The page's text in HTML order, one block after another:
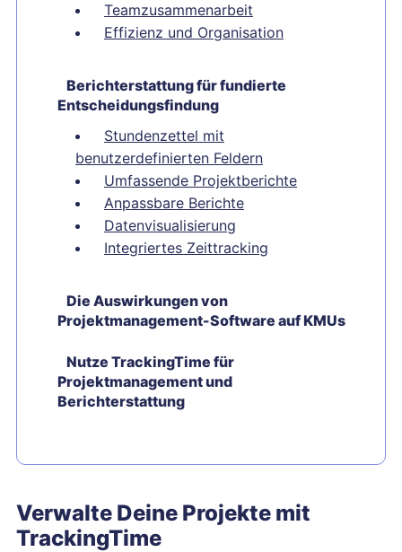
Teamzusammenarbeit
Effizienz und Organisation
Berichterstattung für fundierte
Entscheidungsfindung
Stundenzettel mit
benutzerdefinierten Feldern
Umfassende Projektberichte
Anpassbare Berichte
Datenvisualisierung
Integriertes Zeittracking
Die Auswirkungen von
Projektmanagement-Software auf KMUs
Nutze TrackingTime für
Projektmanagement und
Berichterstattung
Verwalte Deine Projekte mit
TrackingTime